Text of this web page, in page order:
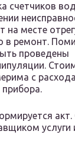
счетчиков
на месте
в ремонт.
проведены
с
прибора.
акт.